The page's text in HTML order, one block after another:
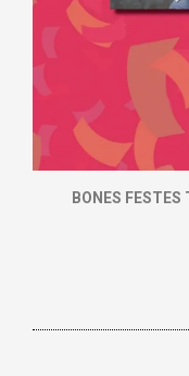
BONES FESTES